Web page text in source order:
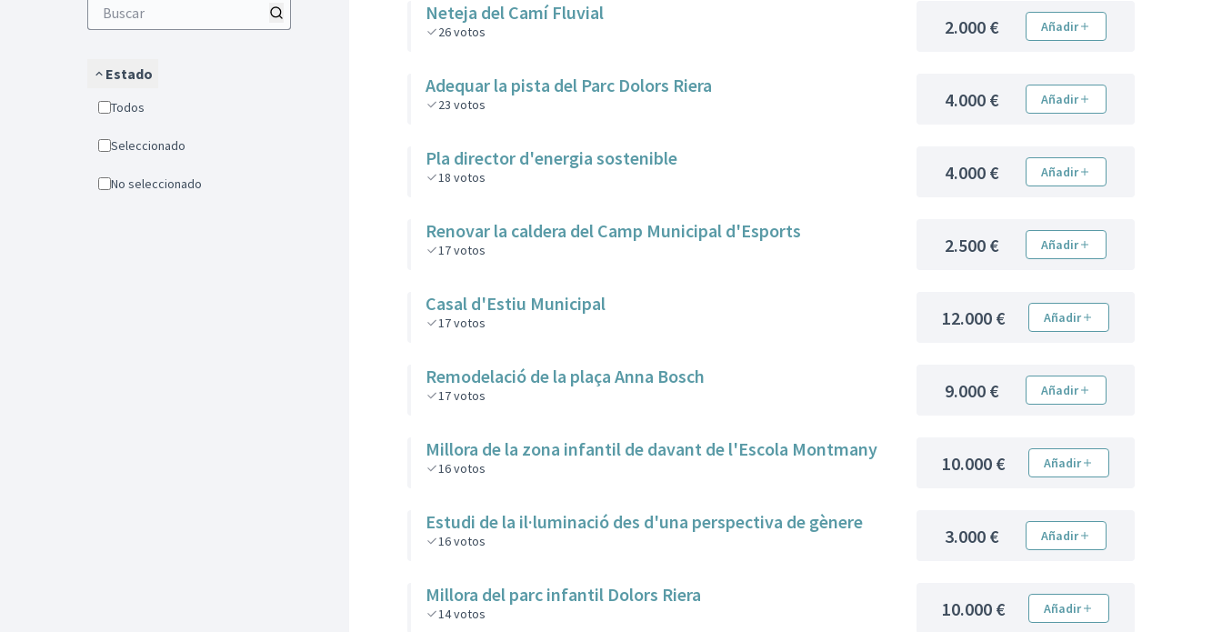
Estado
Todos
Seleccionado
No seleccionado
Neteja del Camí Fluvial
26votos 2.000 € Añadir
Adequar la pista del Parc Dolors Riera
23 votos 4.000 € Añadir
Pla director d'energia sostenible
18 votos 4.000 € Añadir
Renovar la caldera del Camp Municipal d'Esports
17votos 2.500 € Añadir
Casal d'Estiu Municipal
17votos 12.000 € Añadir
Remodelació de la plaça Anna Bosch
17votos 9.000 € Añadir
Millora de la zona infantil de davant de l'Escola Montmany
16votos 10.000 € Añadir
Estudi de la il·luminació des d'una perspectiva de gènere
16votos 3.000 € Añadir
Millora del parc infantil Dolors Riera
14votos 10.000 € Añadir